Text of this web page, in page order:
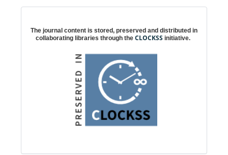
The journal content is stored, preserved and distributed in
collaborating libraries through the CLOCKSS initiative.